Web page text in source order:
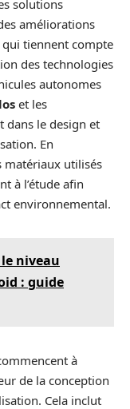
solutions
améliorations
tiennent compte
des technologies
autonomes
et les
dans le design et
En
matériaux utilisés
à l’étude afin
environnemental.
niveau
: guide
à
de la conception
Cela inclut